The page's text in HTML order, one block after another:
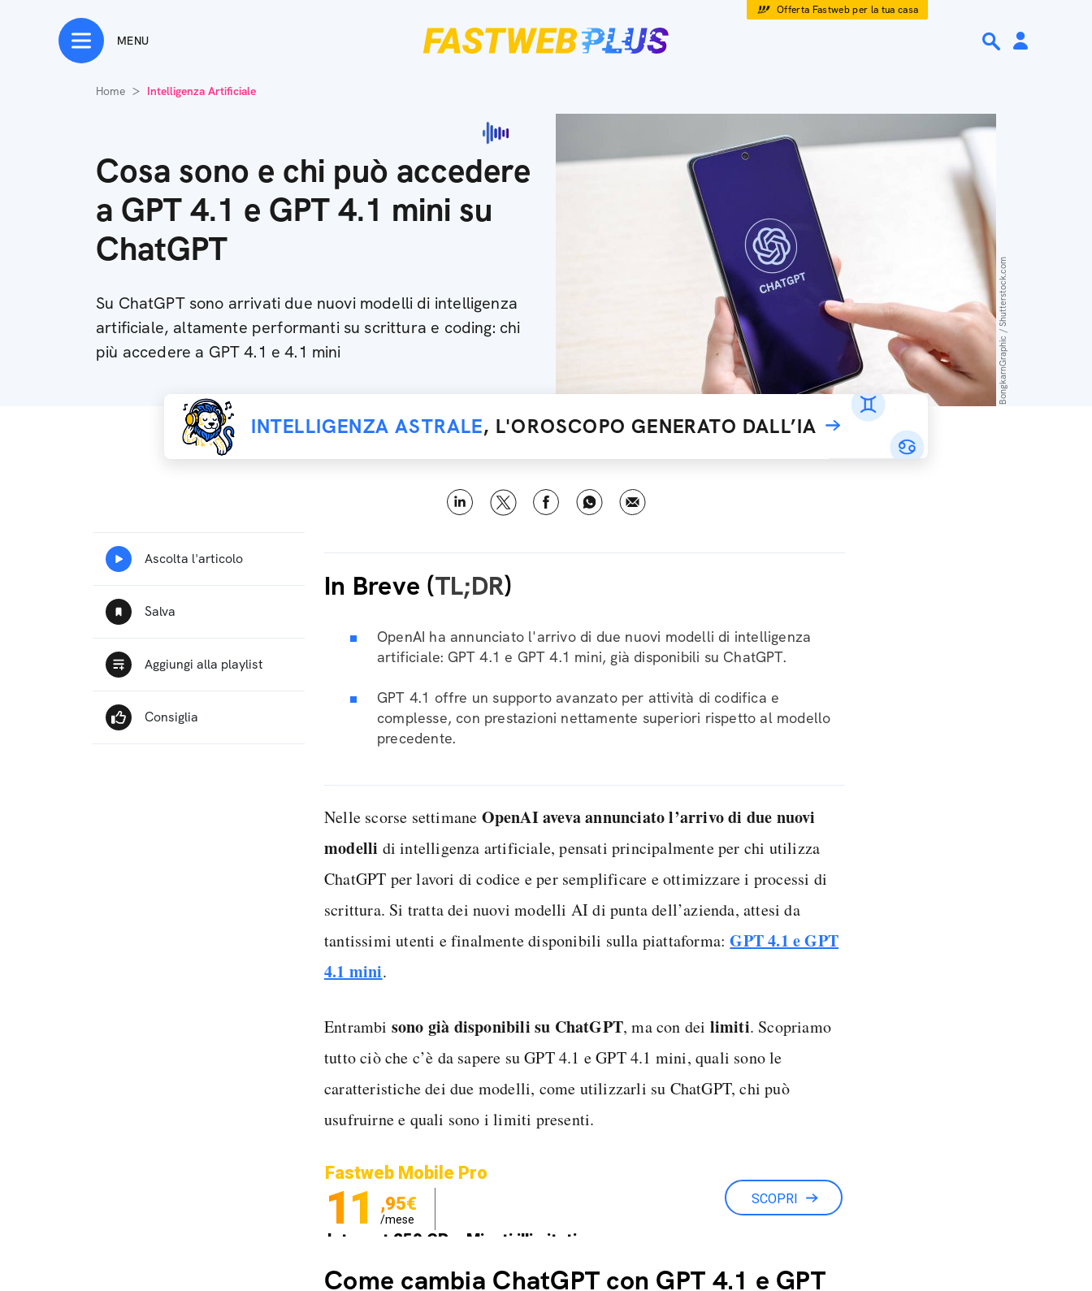
Offerta Fastweb per la tua casa
MENU
Home Intelligenza Artificiale
Cosa sono e chi può accedere
a GPT 4.1 e GPT 4.1 mini su
ChatGPT
Su ChatGPT sono arrivati due nuovi modelli di intelligenza
artificiale, altamente performanti su scrittura e coding: chi
più accedere a GPT 4.1 e 4.1 mini
BongkarnGraphic / Shutterstock.com
INTELLIGENZA ASTRALE, L'OROSCOPO GENERATO DALL’IA
In Breve (TL;DR)
OpenAI ha annunciato l'arrivo di due nuovi modelli di intelligenza
artificiale: GPT 4.1 e GPT 4.1 mini, già disponibili su ChatGPT.
GPT 4.1 offre un supporto avanzato per attività di codifica e
complesse, con prestazioni nettamente superiori rispetto al modello
precedente.
Nelle scorse settimane OpenAI aveva annunciato l’arrivo di due nuovi
modelli di intelligenza artificiale, pensati principalmente per chi utilizza
ChatGPT per lavori di codice e per semplificare e ottimizzare i processi di
scrittura. Si tratta dei nuovi modelli AI di punta dell’azienda, attesi da
tantissimi utenti e finalmente disponibili sulla piattaforma:GPT 4.1 e GPT
4.1 mini.
Entrambi sono già disponibili su ChatGPT, ma con dei limiti. Scopriamo
tutto ciò che c’è da sapere su GPT 4.1 e GPT 4.1 mini, quali sono le
caratteristiche dei due modelli, come utilizzarli su ChatGPT, chi può
usufruirne e quali sono i limiti presenti.
Fastweb Mobile Pro
11 ,95€
/mese
Internet 250 GB e Minuti illimitati
SCOPRI
Come cambia ChatGPT con GPT 4.1 e GPT